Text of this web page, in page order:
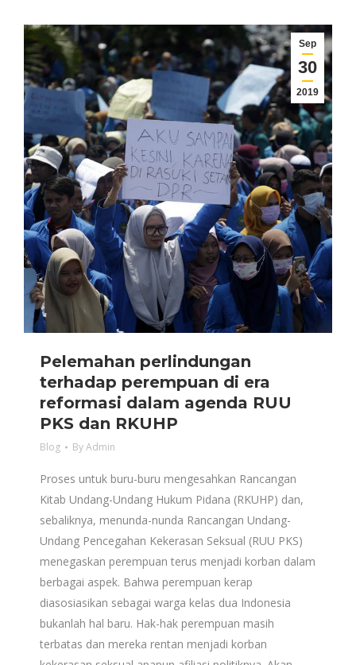
Sep
30
2019
Pelemahan perlindungan
terhadap perempuan di era
reformasi dalam agenda RUU
PKS dan RKUHP
Blog ByAdmin
Proses untuk buru-buru mengesahkan Rancangan
Kitab Undang-Undang Hukum Pidana (RKUHP) dan,
sebaliknya, menunda-nunda Rancangan Undang-
Undang Pencegahan Kekerasan Seksual (RUU PKS)
menegaskan perempuan terus menjadi korban dalam
berbagai aspek. Bahwa perempuan kerap
diasosiasikan sebagai warga kelas dua Indonesia
bukanlah hal baru. Hak-hak perempuan masih
terbatas dan mereka rentan menjadi korban